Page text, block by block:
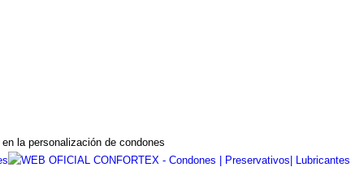
la personalización de condones